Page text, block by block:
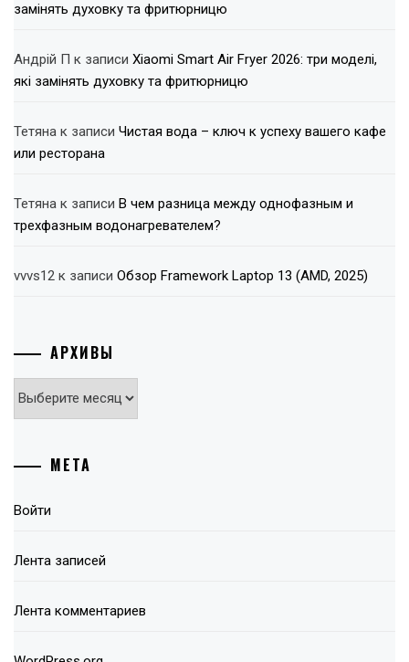
замінять духовку та фритюрницю
Андрій П к записи Xiaomi Smart Air Fryer 2026: три моделі,
які замінять духовку та фритюрницю
Тетяна к записи Чистая вода – ключ к успеху вашего кафе
или ресторана
Тетяна к записи В чем разница между однофазным и
трехфазным водонагревателем?
vvvs12 к записи Обзор Framework Laptop 13 (AMD, 2025)
АРХИВЫ
Архивы
МЕТА
Войти
Лента записей
Лента комментариев